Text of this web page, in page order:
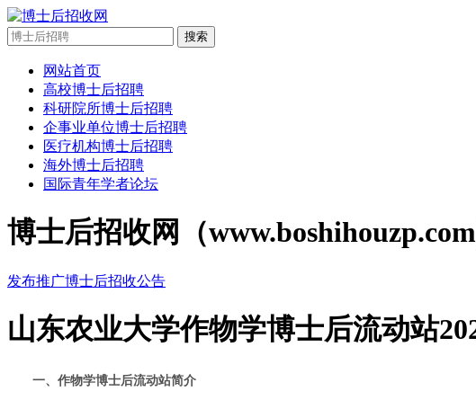
搜索
网站首页
高校博士后招聘
科研院所博士后招聘
企事业单位博士后招聘
医疗机构博士后招聘
海外博士后招聘
国际青年学者论坛
博士后招收网（
发布推广博士后招收公告
山东农业大学作物学博士后流动站
一、作物学博士后流动站简介